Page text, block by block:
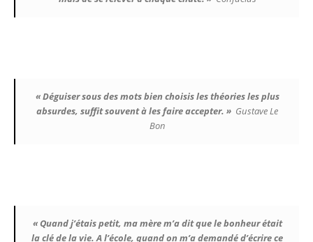
« Déguiser sous des mots bien choisis les théories les plus
absurdes, suffit souvent à les faire accepter. » Gustave Le
Bon
« Quand j’étais petit, ma mère m’a dit que le bonheur était
la clé de la vie. A l’école, quand on m’a demandé d’écrire ce